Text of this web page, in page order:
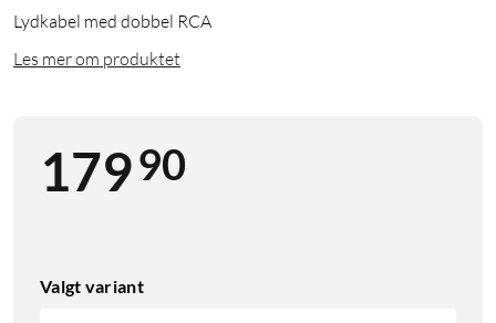
Lydkabel med dobbel RCA
Les mer om produktet
17990
Valgt variant